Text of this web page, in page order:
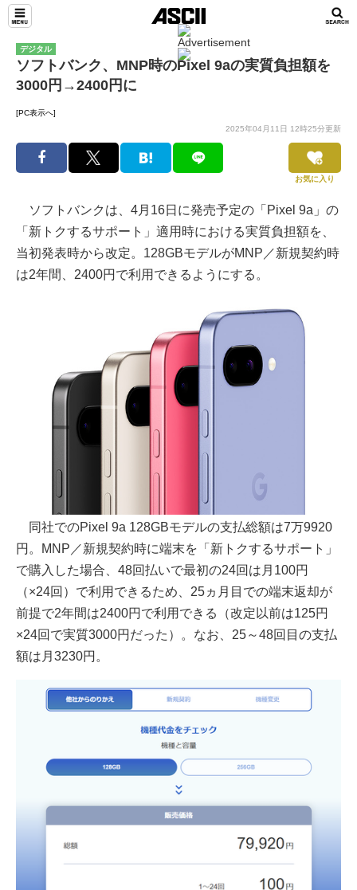
デジタル
ソフトバンク、MNP時のPixel 9aの実質負担額を
3000円→2400円に
[PC表示へ]
2025年04月11日 12時25分更新
お気に入り
ソフトバンクは、4月16日に発売予定の「Pixel 9a」の
「新トクするサポート」適用時における実質負担額を、
当初発表時から改定。128GBモデルがMNP／新規契約時
は2年間、2400円で利用できるようにする。
同社でのPixel 9a 128GBモデルの支払総額は7万9920
円。MNP／新規契約時に端末を「新トクするサポート」
で購入した場合、48回払いで最初の24回は月100円
（×24回）で利用できるため、25ヵ月目での端末返却が
前提で2年間は2400円で利用できる（改定以前は125円
×24回で実質3000円だった）。なお、25～48回目の支払
額は月3230円。